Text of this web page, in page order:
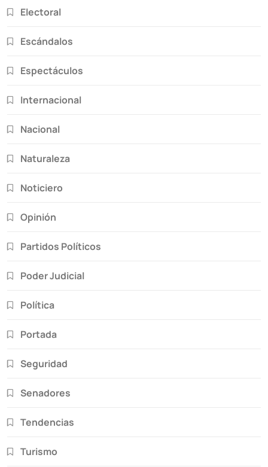
Electoral
Escándalos
Espectáculos
Internacional
Nacional
Naturaleza
Noticiero
Opinión
Partidos Políticos
Poder Judicial
Política
Portada
Seguridad
Senadores
Tendencias
Turismo